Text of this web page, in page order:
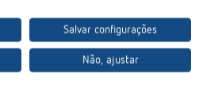
Salvar configurações
Não, ajustar